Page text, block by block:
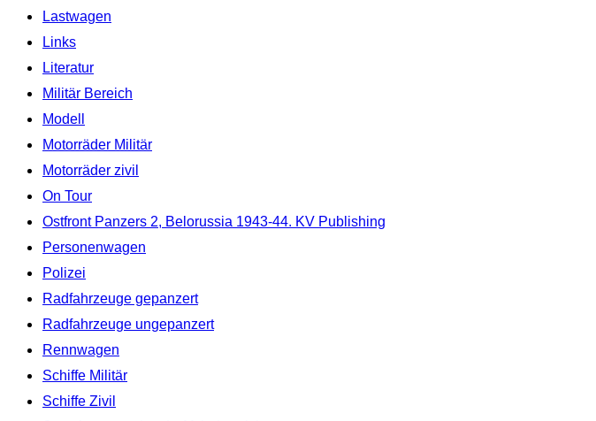
Lastwagen
Links
Literatur
Militär Bereich
Modell
Motorräder Militär
Motorräder zivil
On Tour
Ostfront Panzers 2, Belorussia 1943-44. KV Publishing
Personenwagen
Polizei
Radfahrzeuge gepanzert
Radfahrzeuge ungepanzert
Rennwagen
Schiffe Militär
Schiffe Zivil